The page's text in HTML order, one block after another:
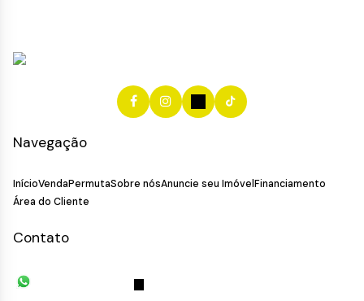
Navegação
InícioVendaPermutaSobre nósAnuncie seu Imóvel Financiamento
Área do Cliente
Contato